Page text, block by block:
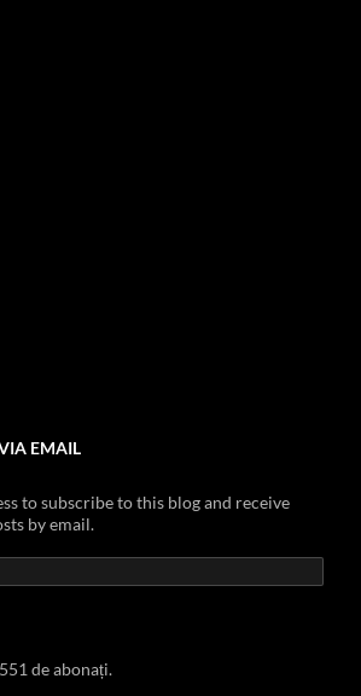
EMAIL
to subscribe to this blog and receive
by email.
de abonați.